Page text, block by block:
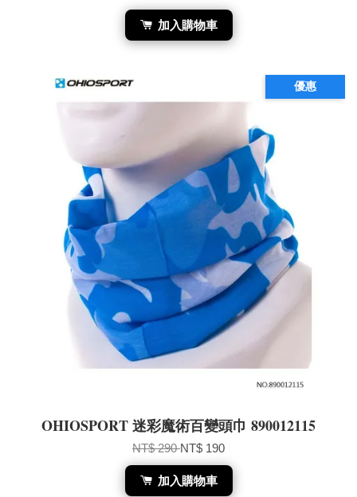
加入購物車
優惠
OHIOSPORT 迷彩魔術百變頭巾 890012115
NT$ 290NT$ 190
加入購物車